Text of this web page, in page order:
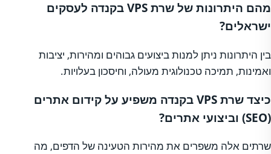
מהם היתרונות של שרת VPS בקנדה לעסקים
ישראלים?
בין היתרונות ניתן למנות ביצועים גבוהים ומהירות, יציבות
ואמינות, תמיכה טכנולוגית מעולה, וחיסכון בעלויות.
כיצד שרת VPS בקנדה משפיע על קידום אתרים
(SEO) וביצועי אתרים?
שרתים אלה משפרים את מהירות הטעינה של הדפים, מה